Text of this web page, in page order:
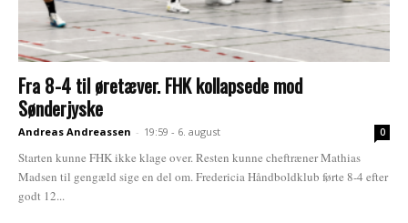
Fra 8-4 til øretæver. FHK kollapsede mod
Sønderjyske
Andreas Andreassen - 19:59 - 6. august 0
Starten kunne FHK ikke klage over. Resten kunne cheftræner Mathias
Madsen til gengæld sige en del om. Fredericia Håndboldklub førte 8-4 efter
godt 12...